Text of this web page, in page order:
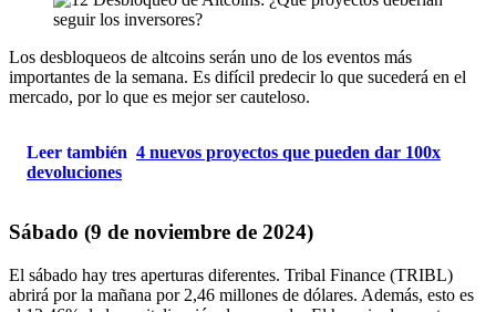
Los desbloqueos de altcoins serán uno de los eventos más
importantes de la semana. Es difícil predecir lo que sucederá en el
mercado, por lo que es mejor ser cauteloso.
Leer también 4 nuevos proyectos que pueden dar 100x
devoluciones
Sábado (9 de noviembre de 2024)
El sábado hay tres aperturas diferentes. Tribal Finance (TRIBL)
abrirá por la mañana por 2,46 millones de dólares. Además, esto es